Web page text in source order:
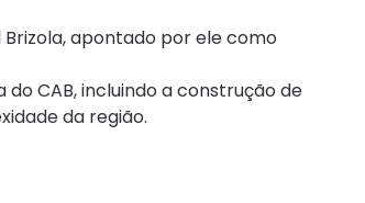
apontado por ele como
CAB, incluindo a construção de
da região.